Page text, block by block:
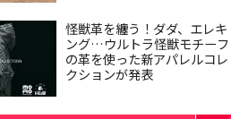
怪獣革を纏う！ダダ、エレキ
ング…ウルトラ怪獣モチーフ
の革を使った新アパレルコレ
クションが発表